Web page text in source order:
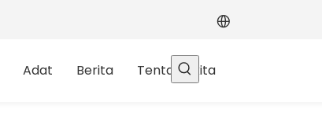
Adat Berita Tentang kita